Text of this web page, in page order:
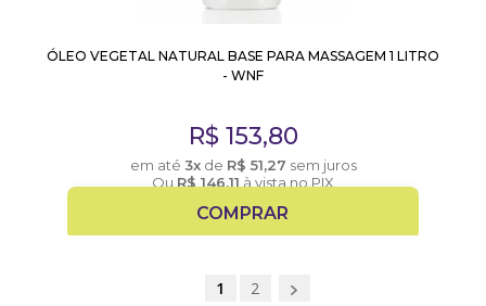
ÓLEO VEGETAL NATURAL BASE PARA MASSAGEM 1 LITRO
- WNF
R$ 153,80
em até 3xde R$ 51,27 sem juros
Ou R$ 146,11 à vista no PIX
COMPRAR
1 2